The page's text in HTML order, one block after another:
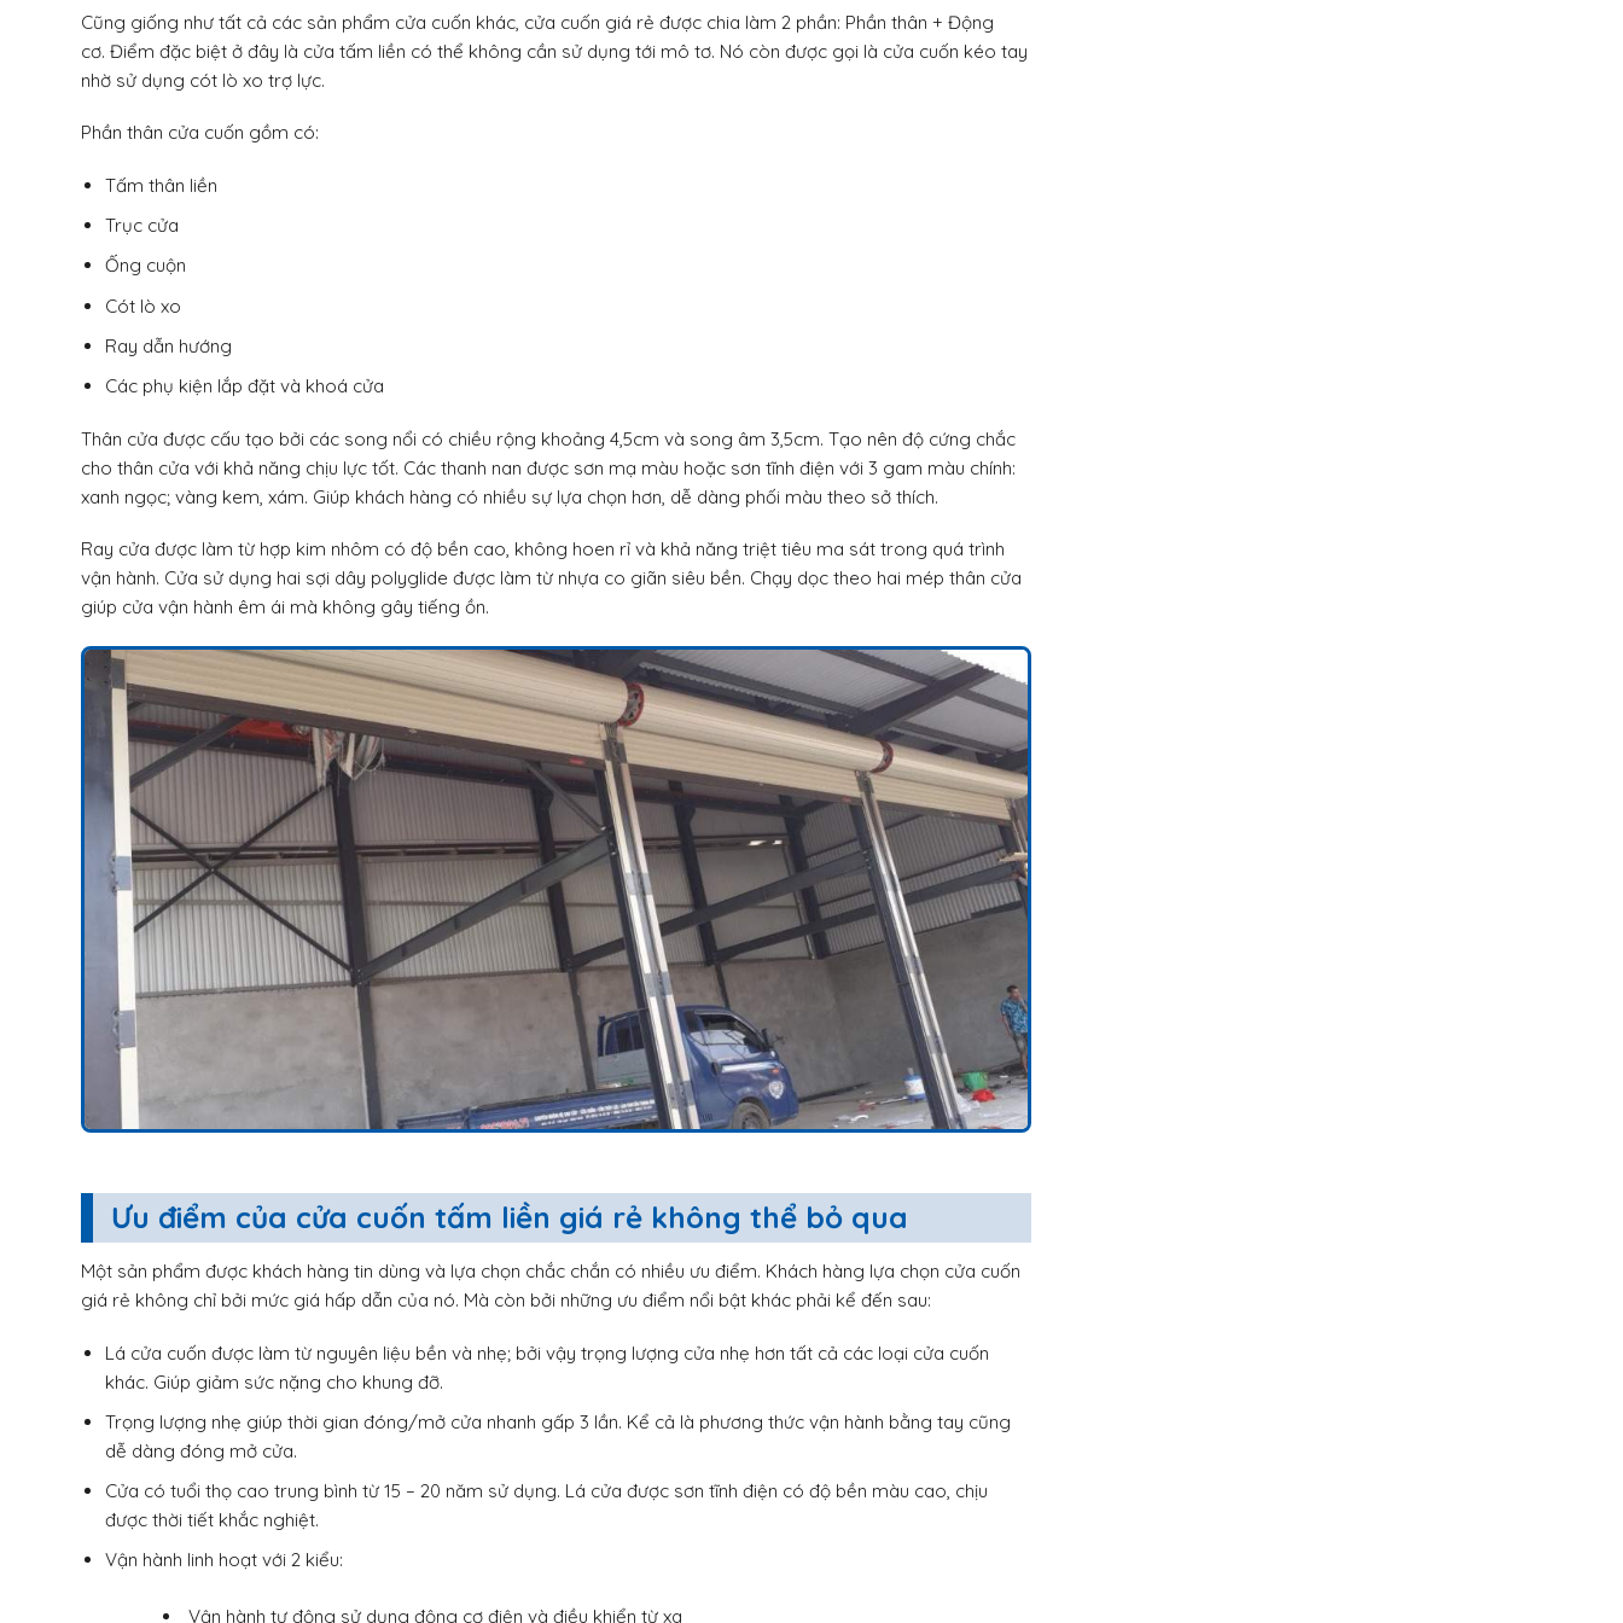
Cũng giống như tất cả các sản phẩm cửa cuốn khác, cửa cuốn giá rẻ được chia làm 2 phần: Phần thân + Động
cơ. Điểm đặc biệt ở đây là cửa tấm liền có thể không cần sử dụng tới mô tơ. Nó còn được gọi là cửa cuốn kéo tay
nhờ sử dụng cót lò xo trợ lực.
Phần thân cửa cuốn gồm có:
Tấm thân liền
Trục cửa
Ống cuộn
Cót lò xo
Ray dẫn hướng
Các phụ kiện lắp đặt và khoá cửa
Thân cửa được cấu tạo bởi các song nổi có chiều rộng khoảng 4,5cm và song âm 3,5cm. Tạo nên độ cứng chắc
cho thân cửa với khả năng chịu lực tốt. Các thanh nan được sơn mạ màu hoặc sơn tĩnh điện với 3 gam màu chính:
xanh ngọc; vàng kem, xám. Giúp khách hàng có nhiều sự lựa chọn hơn, dễ dàng phối màu theo sở thích.
Ray cửa được làm từ hợp kim nhôm có độ bền cao, không hoen rỉ và khả năng triệt tiêu ma sát trong quá trình
vận hành. Cửa sử dụng hai sợi dây polyglide được làm từ nhựa co giãn siêu bền. Chạy dọc theo hai mép thân cửa
giúp cửa vận hành êm ái mà không gây tiếng ồn.
Ưu điểm của cửa cuốn tấm liền giá rẻ không thể bỏ qua
Một sản phẩm được khách hàng tin dùng và lựa chọn chắc chắn có nhiều ưu điểm. Khách hàng lựa chọn cửa cuốn
giá rẻ không chỉ bởi mức giá hấp dẫn của nó. Mà còn bởi những ưu điểm nổi bật khác phải kể đến sau:
Lá cửa cuốn được làm từ nguyên liệu bền và nhẹ; bởi vậy trọng lượng cửa nhẹ hơn tất cả các loại cửa cuốn
khác. Giúp giảm sức nặng cho khung đỡ.
Trọng lượng nhẹ giúp thời gian đóng/mở cửa nhanh gấp 3 lần. Kể cả là phương thức vận hành bằng tay cũng
dễ dàng đóng mở cửa.
Cửa có tuổi thọ cao trung bình từ 15 – 20 năm sử dụng. Lá cửa được sơn tĩnh điện có độ bền màu cao, chịu
được thời tiết khắc nghiệt.
Vận hành linh hoạt với 2 kiểu:
Vận hành tự động sử dụng động cơ điện và điều khiển từ xa